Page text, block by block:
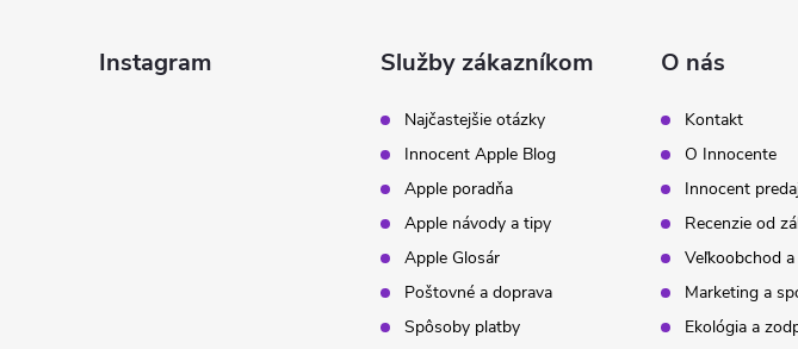
Instagram Služby zákazníkom
Najčastejšie otázky
Innocent Apple Blog
Apple poradňa
Apple návody a tipy
Apple Glosár
Poštovné a doprava
Spôsoby platby
O nás
Kontakt
O Innocente
Innocent
Recenzie od
Veľkoobchod
Marketing a
Ekológia a